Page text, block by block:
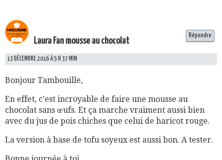
Laura Fan mousse au chocolat
13 DÉCEMBRE 2016 À 5 H 37 MIN
Bonjour Tambouille,
En effet, c’est incroyable de faire une mousse au
chocolat sans œufs. Et ça marche vraiment aussi bien
avec du jus de pois chiches que celui de haricot rouge.
La version à base de tofu soyeux est aussi bon. A tester.
Répondre